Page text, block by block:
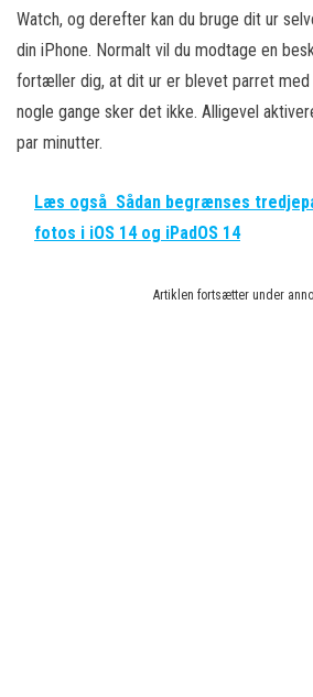
Watch, og derefter kan du bruge dit ur
din iPhone. Normalt vil du modtage en
fortæller dig, at dit ur er blevet parret med
nogle gange sker det ikke. Alligevel
par minutter.
Læs også Sådan begrænses
fotos i iOS 14 og iPadOS 14
Artiklen fortsætter under